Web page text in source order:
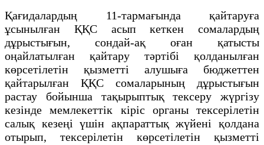
Қағидалардың 11-тармағында қайтаруға
ұсынылған ҚҚС асып кеткен сомалардың
дұрыстығын, сондай-ақ оған қатысты
оңайлатылған қайтару тәртібі қолданылған
көрсетілетін қызметті алушыға бюджеттен
қайтарылған ҚҚС сомаларының дұрыстығын
растау бойынша тақырыптық тексеру жүргізу
кезінде мемлекеттік кіріс органы тексерілетін
салық кезеңі үшін ақпараттық жүйені қолдана
отырып, тексерілетін көрсетілетін қызметті